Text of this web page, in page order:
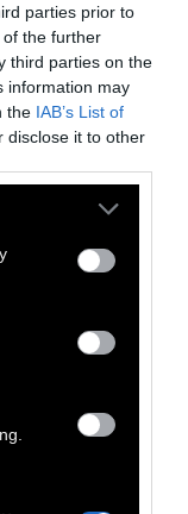
parties prior to
the further
third parties on the
information may
the IAB’s List of
disclose it to other
κίνημα
να
ως
ασύλου και
από τις
και
πυροδότης